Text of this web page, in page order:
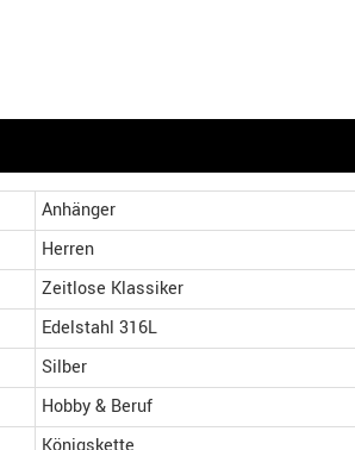
Anhänger
Herren
Zeitlose Klassiker
Edelstahl 316L
Silber
Hobby & Beruf